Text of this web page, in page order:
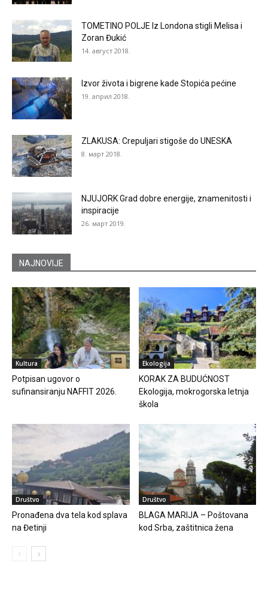
TOMETINO POLJE Iz Londona stigli Melisa i
Zoran Đukić
14. август 2018.
Izvor života i bigrene kade Stopića pećine
19. април 2018.
ZLAKUSA: Crepuljari stigoše do UNESKA
8. март 2018.
NJUJORK Grad dobre energije, znamenitosti i
inspiracije
26. март 2019.
NAJNOVIJE
Kultura
Potpisan ugovor o
sufinansiranju NAFFIT 2026.
Ekologija
KORAK ZA BUDUĆNOST
Ekologija, mokrogorska letnja
škola
Društvo
Pronađena dva tela kod splava
na Đetinji
Društvo
BLAGA MARIJA – Poštovana
kod Srba, zaštitnica žena